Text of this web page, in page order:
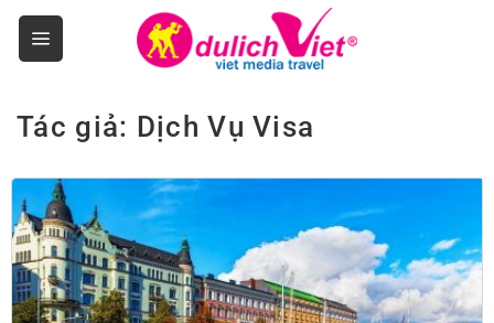
Skip
content
Tác giả: Dịch Vụ Visa